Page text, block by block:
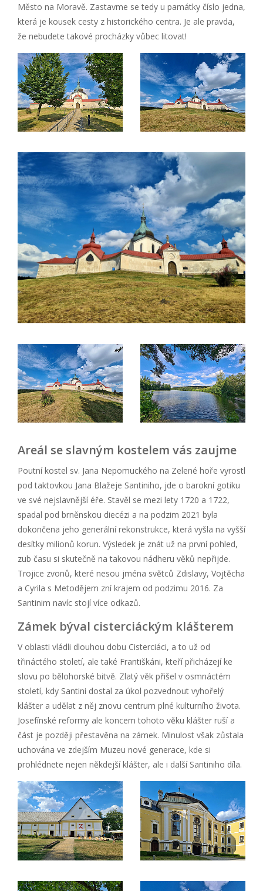
Město na Moravě. Zastavme se tedy u památky číslo jedna,
která je kousek cesty z historického centra. Je ale pravda,
že nebudete takové procházky vůbec litovat!
Areál se slavným kostelem vás zaujme
Poutní kostel sv. Jana Nepomuckého na Zelené hoře vyrostl
pod taktovkou Jana Blažeje Santiniho, jde o barokní gotiku
ve své nejslavnější éře. Stavěl se mezi lety 1720 a 1722,
spadal pod brněnskou diecézi a na podzim 2021 byla
dokončena jeho generální rekonstrukce, která vyšla na vyšší
desítky milionů korun. Výsledek je znát už na první pohled,
zub času si skutečně na takovou nádheru věků nepřijde.
Trojice zvonů, které nesou jména světců Zdislavy, Vojtěcha
a Cyrila s Metodějem zní krajem od podzimu 2016. Za
Santinim navíc stojí více odkazů.
Zámek býval cisterciáckým klášterem
V oblasti vládli dlouhou dobu Cisterciáci, a to už od
třináctého století, ale také Františkáni, kteří přicházejí ke
slovu po bělohorské bitvě. Zlatý věk přišel v osmnáctém
století, kdy Santini dostal za úkol pozvednout vyhořelý
klášter a udělat z něj znovu centrum plné kulturního života.
Josefínské reformy ale koncem tohoto věku klášter ruší a
část je později přestavěna na zámek. Minulost však zůstala
uchována ve zdejším Muzeu nové generace, kde si
prohlédnete nejen někdejší klášter, ale i další Santiniho díla.